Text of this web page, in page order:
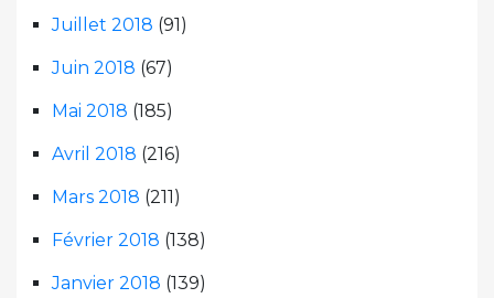
Juillet 2018 (91)
Juin 2018 (67)
Mai 2018 (185)
Avril 2018 (216)
Mars 2018 (211)
Février 2018 (138)
Janvier 2018 (139)